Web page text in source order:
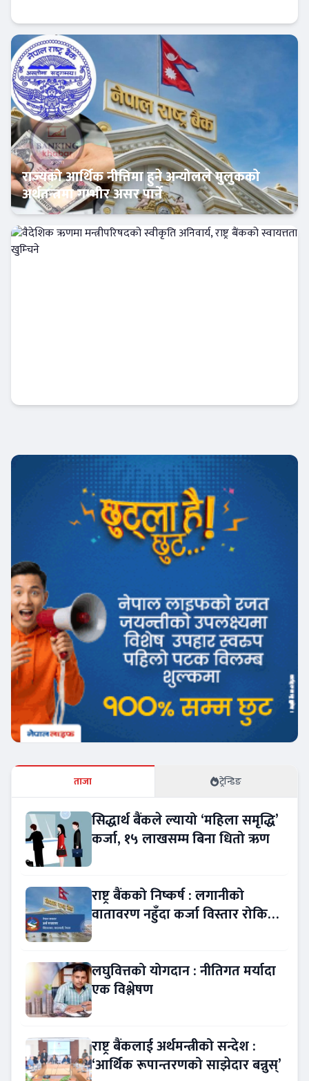
Banner News
Banner News
राज्यको आर्थिक नीतिमा हुने अन्योलले मुलुकको
अर्थतन्त्रमा गम्भीर असर पार्ने
ताजा ट्रेन्डिङ
सिद्धार्थ बैंकले ल्यायो ‘महिला समृद्धि’
कर्जा, १५ लाखसम्म बिना धितो ऋण
राष्ट्र बैंकको निष्कर्ष : लगानीको
वातावरण नहुँदा कर्जा विस्तार रोकियो
लघुवित्तको योगदान : नीतिगत मर्यादा
एक विश्लेषण
राष्ट्र बैंकलाई अर्थमन्त्रीको सन्देश :
‘आर्थिक रूपान्तरणको साझेदार बन्नुस्’